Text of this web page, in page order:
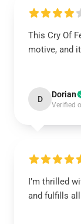
This Cry Of
motive, and
D Dorian
Verified
I’m thrilled
and fulfills